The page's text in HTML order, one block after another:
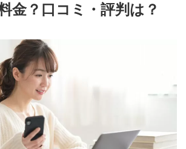
金？口コミ・評判は？